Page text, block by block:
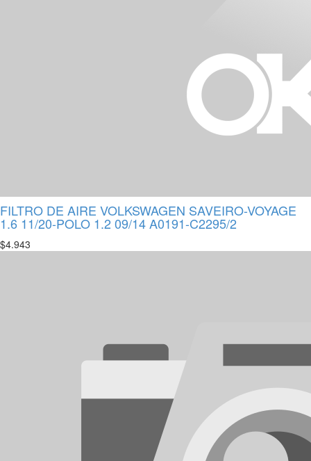
FILTRO DE AIRE VOLKSWAGEN SAVEIRO-VOYAGE
1.6 11/20-POLO 1.2 09/14 A0191-C2295/2
$4.943